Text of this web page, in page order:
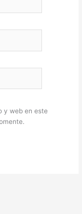
y web en este